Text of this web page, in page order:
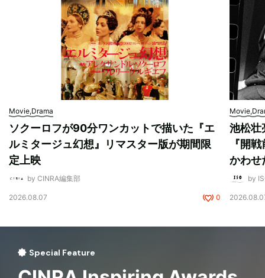
Movie,Drama
ソクーロフが90分ワンカットで描いた『エ
ルミタージュ幻想』リマスター版が期間限
定上映
by CINRA編集部
2026.08.07 0
池松壮
『開
かわせ
by
Special Feature